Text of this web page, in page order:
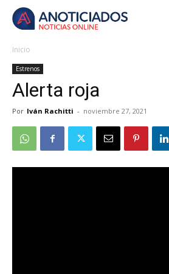
Inicio
Estrenos
Alerta roja
Por Iván Rachitti - noviembre 27, 2021